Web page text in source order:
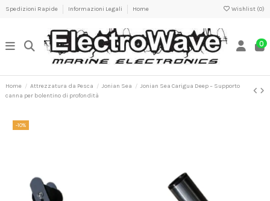
Spedizioni Rapide Informazioni Legali Home Wishlist (0)
0
Home Attrezzatura da Pesca Jonian Sea
Jonian Sea Carigua Deep – Supporto
canna per bolentino di profondità
-10%